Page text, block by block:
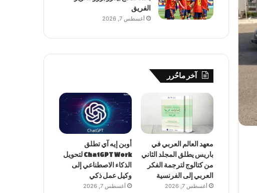
الفريق
أغسطس 7, 2026
آخر ماحُرر
معهد العالم العربي في
باريس يطلق المجلد الثاني
من كتالوج لترجمة الفكر
العربي إلى الفرنسية
أغسطس 7, 2026
أوبن إيه آي تطلق
ChatGPT Work لتحويل
الذكاء الاصطناعي إلى
وكيل عمل ذكي
أغسطس 7, 2026